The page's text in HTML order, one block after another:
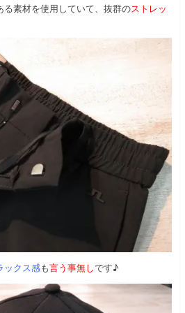
素材を使用していて、抜群のストレッ
ックス感も言う事無しです♪